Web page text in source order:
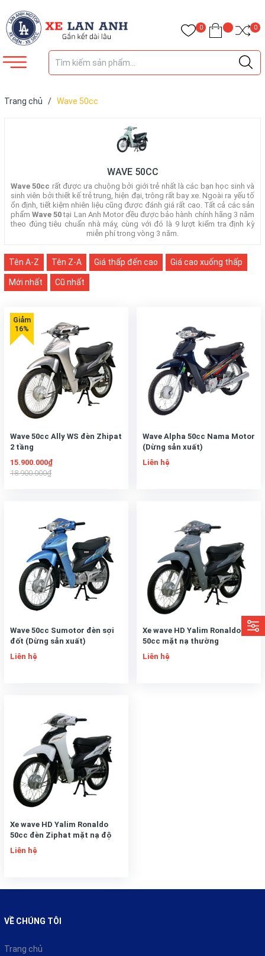
0 0
Trang chủ / Wave 50cc
WAVE 50CC
Wave 50cc rất được ưa chuộng bởi giới trẻ nhất là các bạn học sinh và
sinh viên bởi thiết kế trẻ trung, hiện đại, trông rất bay xe. Ngoài ra yếu tố
ổn định, tiết kiệm nhiên liệu cũng được đánh giá rất cao. Tất cả các sản
phẩmWave 50tại Lan Anh Motor đều được bảo hành chính hãng 3 năm
theo đúng tiêu chuẩn nhà máy, cùng với đó là 9 lượt kiểm tra định kỳ
miễn phí trong vòng 3 năm.
Tên A-Z Tên Z-A Giá thấp đến cao Giá cao xuống thấp
Mới nhất Cũ nhất
Wave 50cc Ally WS đèn Zhipat
2 tầng
15.900.000₫
18.900.000₫
Wave Alpha 50cc Nama Motor
(Dừng sản xuất)
Liên hệ
Wave 50cc Sumotor đèn sợi
đốt (Dừng sản xuất)
Liên hệ
Xe wave HD Yalim Ronaldo
50cc mặt nạ thường
Liên hệ
Xe wave HD Yalim Ronaldo
50cc đèn Ziphat mặt nạ độ
Liên hệ
VỀ CHÚNG TÔI
Trang chủ